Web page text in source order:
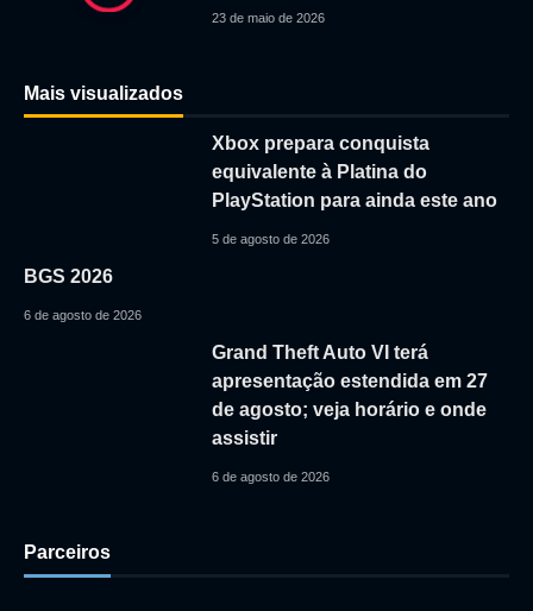
23 de maio de 2026
Mais visualizados
Xbox prepara conquista
equivalente à Platina do
PlayStation para ainda este ano
5 de agosto de 2026
BGS 2026
6 de agosto de 2026
Grand Theft Auto VI terá
apresentação estendida em 27
de agosto; veja horário e onde
assistir
6 de agosto de 2026
Parceiros